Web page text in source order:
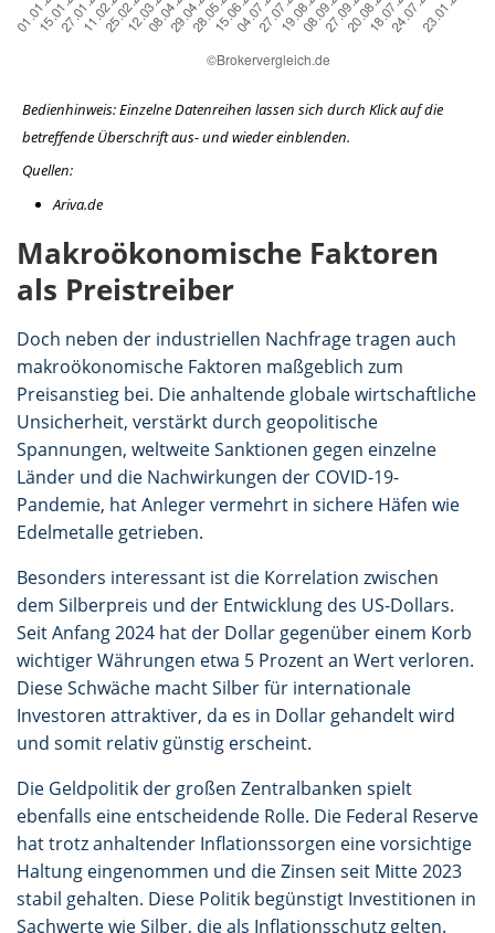
Bedienhinweis: Einzelne Datenreihen lassen sich durch Klick auf die
betreffende Überschrift aus- und wieder einblenden.
Quellen:
Ariva.de
Makroökonomische Faktoren
als Preistreiber
Doch neben der industriellen Nachfrage tragen auch
makroökonomische Faktoren maßgeblich zum
Preisanstieg bei. Die anhaltende globale wirtschaftliche
Unsicherheit, verstärkt durch geopolitische
Spannungen, weltweite Sanktionen gegen einzelne
Länder und die Nachwirkungen der COVID-19-
Pandemie, hat Anleger vermehrt in sichere Häfen wie
Edelmetalle getrieben.
Besonders interessant ist die Korrelation zwischen
dem Silberpreis und der Entwicklung des US-Dollars.
Seit Anfang 2024 hat der Dollar gegenüber einem Korb
wichtiger Währungen etwa 5 Prozent an Wert verloren.
Diese Schwäche macht Silber für internationale
Investoren attraktiver, da es in Dollar gehandelt wird
und somit relativ günstig erscheint.
Die Geldpolitik der großen Zentralbanken spielt
ebenfalls eine entscheidende Rolle. Die Federal Reserve
hat trotz anhaltender Inflationssorgen eine vorsichtige
Haltung eingenommen und die Zinsen seit Mitte 2023
stabil gehalten. Diese Politik begünstigt Investitionen in
Sachwerte wie Silber, die als Inflationsschutz gelten.